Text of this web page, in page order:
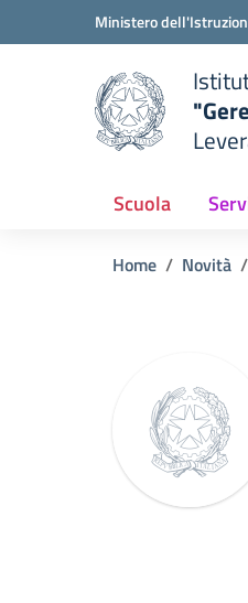
Vai ai contenuti
Vai al menu di navigazione
Ministero
Scuola
Home Novità